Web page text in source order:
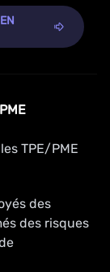
TPE/PME
des
des risques